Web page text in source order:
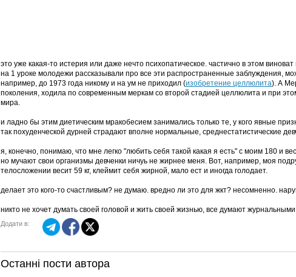
это уже какая-то истерия или даже нечто психопатическое. частично в этом
на 1 уроке молодежи рассказывали про все эти распространенные заблуждения,
например, до 1973 года никому и на ум не приходил (изобретение целлюлита). А
поколения, ходила по современным меркам со второй стадией целлюлита и при
мира.
и ладно бы этим диетическим мракобесием занимались только те, у кого явные
так похуденческой дурней страдают вполне нормальные, среднестатистические
я, конечно, понимаю, что мне легко "любить себя такой какая я есть" с моим 180 и
но мучают свои организмы девченки ничуь не жирнее меня. Вот, например, моя
телосложении весит 59 кг, клеймит себя жирной, мало ест и иногда голодает.
делает это кого-то счастливым? не думаю. вредно ли это для жкт? несомненно.
никто не хочет думать своей головой и жить своей жизнью, все думают
Додати в:
Останні пости автора